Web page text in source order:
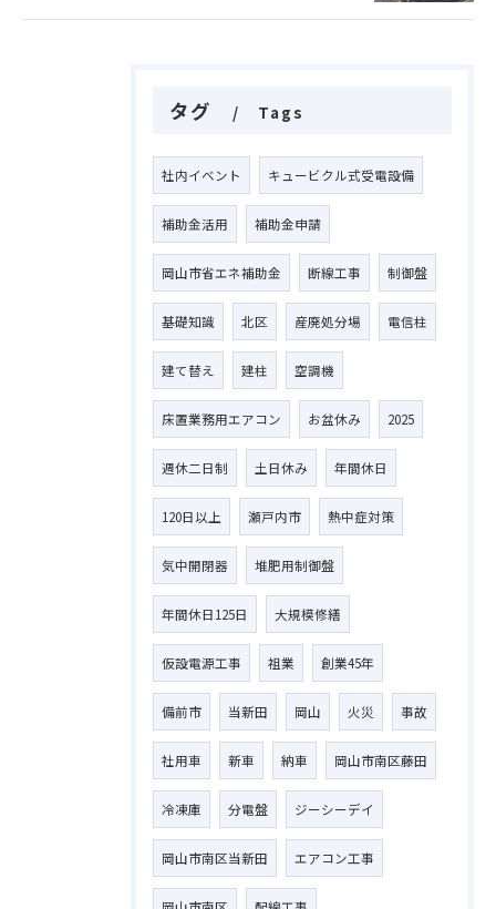
タグ Tags
社内イベント キュービクル式受電設備
補助金活用 補助金申請
岡山市省エネ補助金 断線工事 制御盤
基礎知識 北区 産廃処分場 電信柱
建て替え 建柱 空調機
床置業務用エアコン お盆休み 2025
週休二日制 土日休み 年間休日
120日以上 瀬戸内市 熱中症対策
気中開閉器 堆肥用制御盤
年間休日125日 大規模修繕
仮設電源工事 祖業 創業45年
備前市 当新田 岡山 火災 事故
社用車 新車 納車 岡山市南区藤田
冷凍庫 分電盤 ジーシーデイ
岡山市南区当新田 エアコン工事